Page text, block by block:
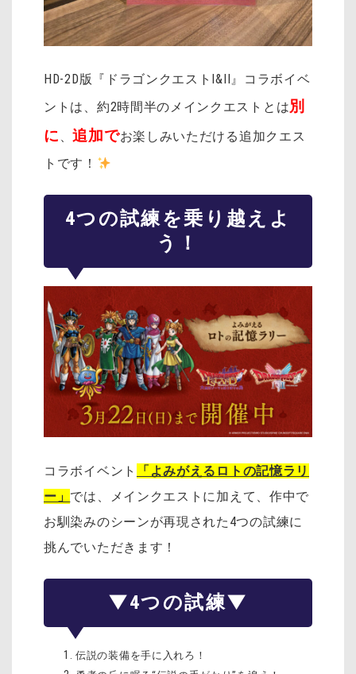
HD-2D版『ドラゴンクエストI&II』コラボイベ
ントは、約2時間半のメインクエストとは別
に 、追加でお楽しみいただける追加クエス
トです！
4つの試練を乗り越えよ
う！
コラボイベント
「よみがえるロトの記憶ラリ
ー」 では、メインクエストに加えて、作中で
お馴染みのシーンが再現された4つの試練に
挑んでいただきます！
▼4つの試練▼
伝説の装備を手に入れろ！